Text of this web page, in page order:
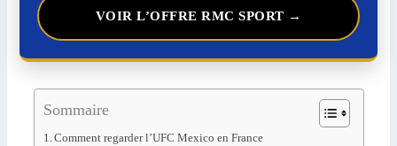
VOIR L’OFFRE RMC SPORT →
Sommaire
Comment regarder l’UFC Mexico en France